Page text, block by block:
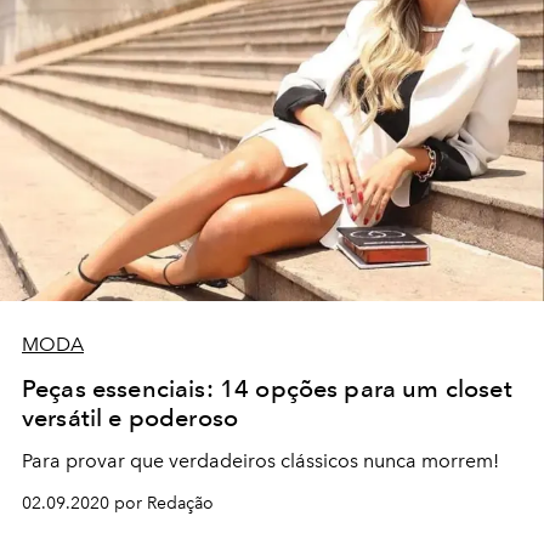
MODA
Peças essenciais: 14 opções para um closet
versátil e poderoso
Para provar que verdadeiros clássicos nunca morrem!
02.09.2020 por Redação